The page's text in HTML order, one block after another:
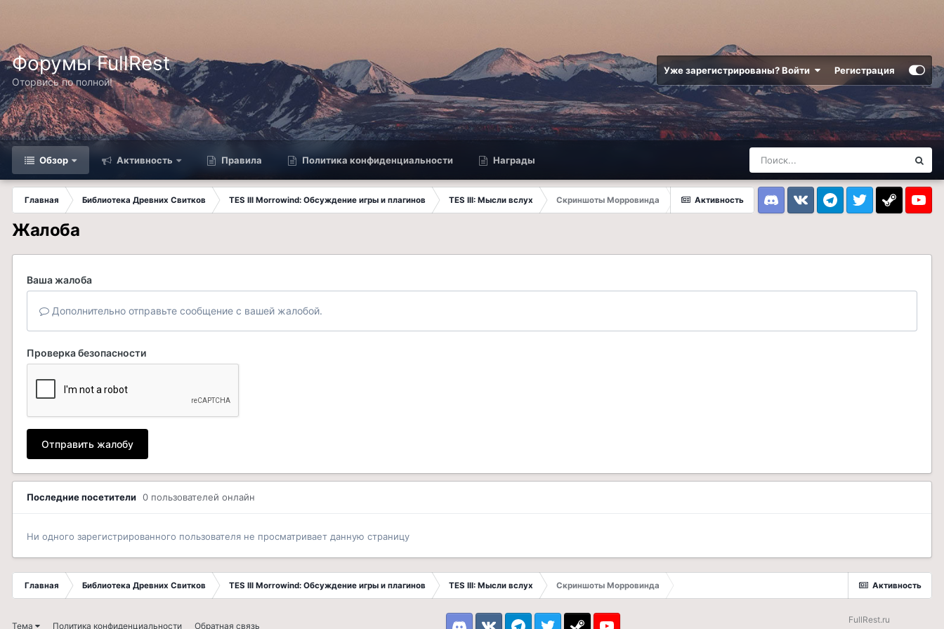
Форумы FullRest
Оторвись по полной!
Уже зарегистрированы? Войти Регистрация
Обзор Активность Правила Политика конфиденциальности Награды
Активность
Главная Библиотека Древних Свитков TES III Morrowind: Обсуждение игры и плагинов TES III: Мысли вслух
Скриншоты Морровинда
DiscordVK TelegramTwitter Steam
Жалоба
Ваша жалоба
Дополнительно отправьте сообщение с вашей жалобой.
Проверка безопасности
Отправить жалобу
Последние посетители 0 пользователей онлайн
Ни одного зарегистрированного пользователя не просматривает данную страницу
Активность
Главная Библиотека Древних Свитков TES III Morrowind: Обсуждение игры и плагинов TES III: Мысли вслух Скриншоты Морровинда
Тема Политика конфиденциальности Обратная связь
FullRest.ru